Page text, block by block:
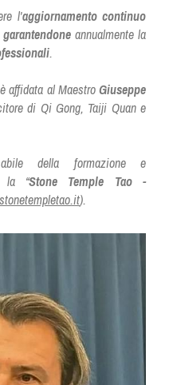
l'aggiornamento continuo
garantendone
.
affidata al Maestro Giuseppe
di Qi Gong, Taiji Quan e
della formazione e
la “Stone Temple Tao -
).